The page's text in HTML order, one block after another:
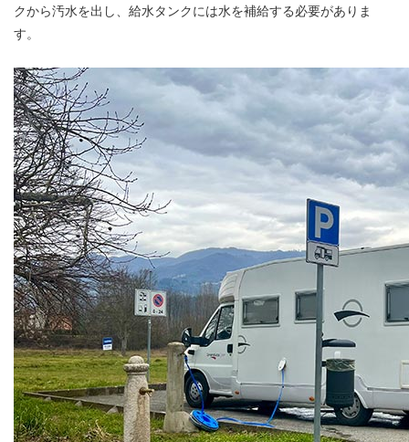
クから汚水を出し、給水タンクには水を補給する必要がありま
す。